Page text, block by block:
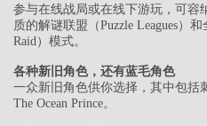
参与在线战局或在线下游玩，可容
质的解谜联盟（Puzzle Leagues）
Raid）模式。
各种新旧角色，还有蓝毛角色
一众新旧角色供你选择，其中包括
The Ocean Prince。